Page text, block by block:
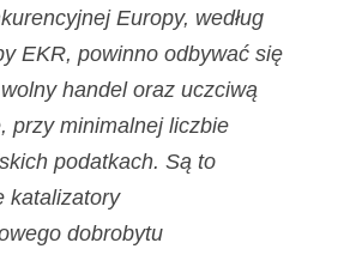
Europy, według
EKR, powinno odbywać się
handel oraz uczciwą
przy minimalnej liczbie
podatkach. Są to
katalizatory
dobrobytu